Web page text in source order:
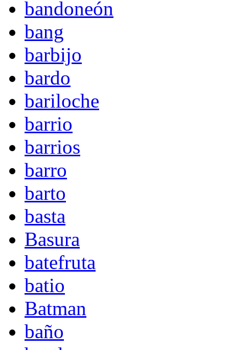
bandoneón
bang
barbijo
bardo
bariloche
barrio
barrios
barro
barto
basta
Basura
batefruta
batio
Batman
baño